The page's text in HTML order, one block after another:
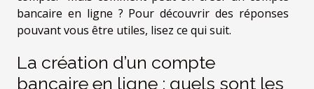
bancaire en ligne ? Pour découvrir des réponses
pouvant vous être utiles, lisez ce qui suit.
La création d’un compte
bancaire en ligne : quels sont les